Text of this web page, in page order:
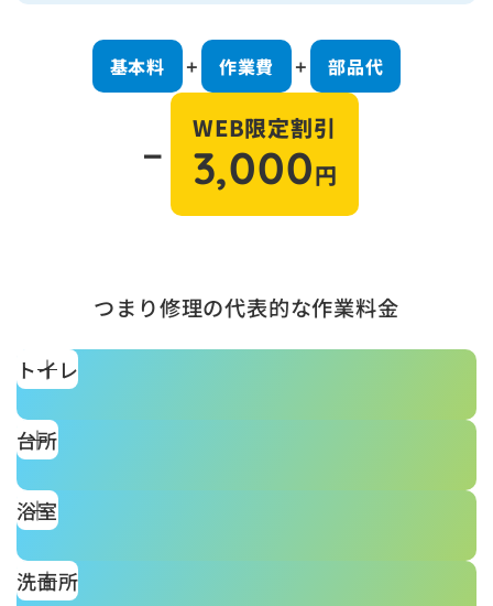
基本料 ＋ 作業費 ＋ 部品代
－
WEB限定割引
3,000円
つまり修理の代表的な作業料金
トイレ
台所
浴室
洗面所